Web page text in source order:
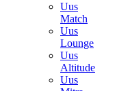
Uus
Match
Uus
Lounge
Uus
Altitude
Uus